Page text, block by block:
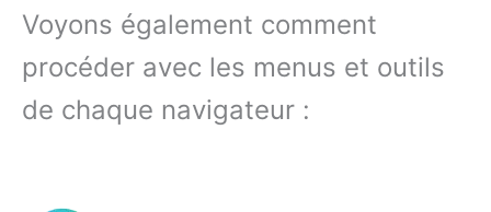
Voyons également comment
procéder avec les menus et outils
de chaque navigateur :